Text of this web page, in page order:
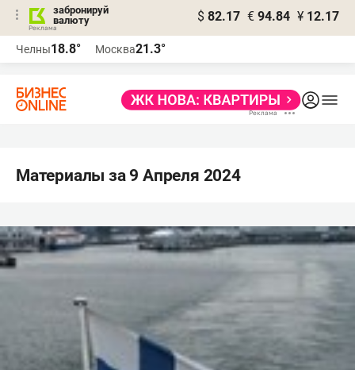
забронируй
валюту
$ 82.17 € 94.84 ¥ 12.17
Челны18.8° Москва21.3°
Материалы за 9 Апреля 2024